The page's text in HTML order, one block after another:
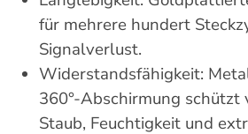
für mehrere hundert
Signalverlust.
Widerstandsfähigkeit:
360°-Abschirmung schützt
Staub, Feuchtigkeit und